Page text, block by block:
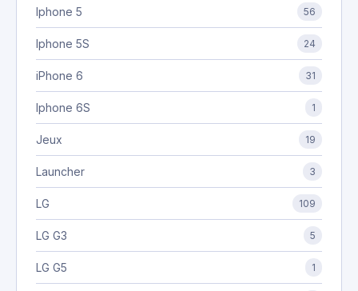
Iphone 5 56
Iphone 5S 24
iPhone 6 31
Iphone 6S 1
Jeux 19
Launcher 3
LG 109
LG G3 5
LG G5 1